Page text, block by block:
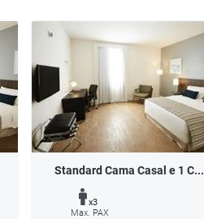
Standard Cama Casal e 1 C...
x3
Max. PAX